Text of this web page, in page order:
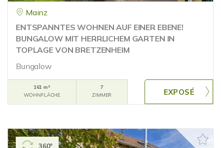
Mainz
ENTSPANNTES WOHNEN AUF EINER EBENE!
BUNGALOW MIT HERRLICHEM GARTEN IN
TOPLAGE VON BRETZENHEIM
Bungalow
161 m²
WOHNFLÄCHE
7
ZIMMER
360°